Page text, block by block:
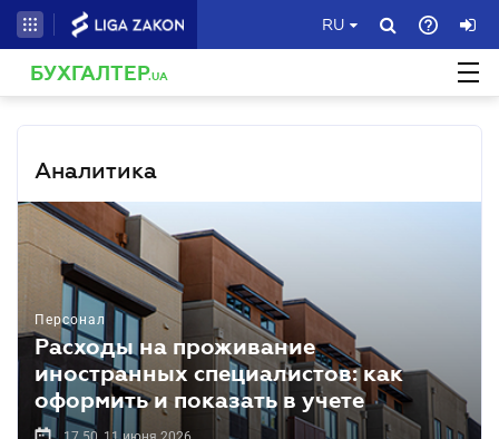
RU
БУХГАЛТЕР.UA
Аналитика
Персонал
Расходы на проживание
иностранных специалистов: как
оформить и показать в учете